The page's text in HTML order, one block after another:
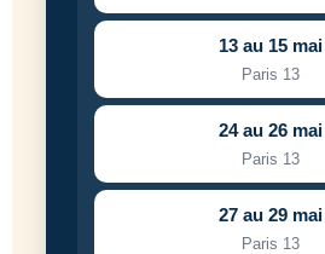
13 au 15 mai
Paris 13
24 au 26 mai
Paris 13
27 au 29 mai
Paris 13